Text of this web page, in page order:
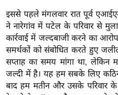
ग
डि
या
सा
हि
इससे पहले मंगलवार रात पूर्व
ने नारेगांव में पटेल के परिवार से
कार्रवाई में जल्दबाजी करने का
समर्थकों को संबोधित करते हुए
सप्ताह का समय मांगा था, लेकिन
जल्दी में है। यह हम सबके लिए
बाद हम मतीन और उसके परिवार